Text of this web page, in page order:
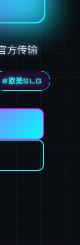
方传输
#欧美SLG